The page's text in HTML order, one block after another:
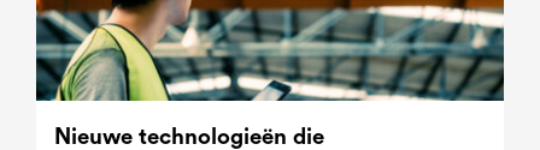
Nieuwe technologieën die